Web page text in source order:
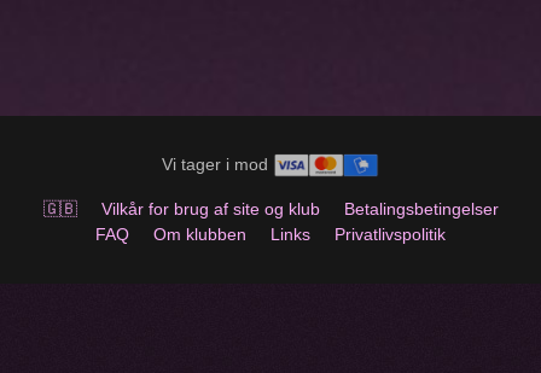
Vi tager i mod
🇬🇧 Vilkår for brug af site og klub
Betalingsbetingelser
FAQ
Om klubben Links Privatlivspolitik